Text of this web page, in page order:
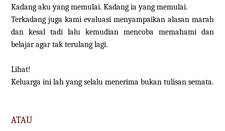
Kadang aku yang memulai. Kadang ia yang memulai.
Terkadang juga kami evaluasi menyampaikan alasan marah
dan kesal tadi lalu kemudian mencoba memahami dan
belajar agar tak terulang lagi.
Lihat!
Keluarga ini lah yang selalu menerima bukan tulisan semata.
ATAU